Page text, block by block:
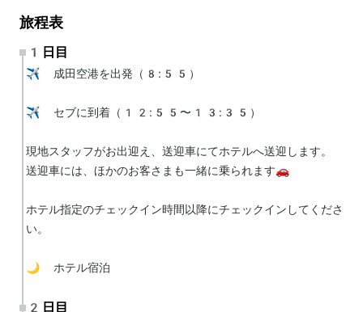
旅程表
1日目
✈️ 成田空港を出発（8:55）
✈️ セブに到着（12:55〜13:35）
現地スタッフがお出迎え、送迎車にてホテルへ送迎します。
送迎車には、ほかのお客さまも一緒に乗られます🚗
ホテル指定のチェックイン時間以降にチェックインしてくださ
い。
🌙 ホテル宿泊
2日目